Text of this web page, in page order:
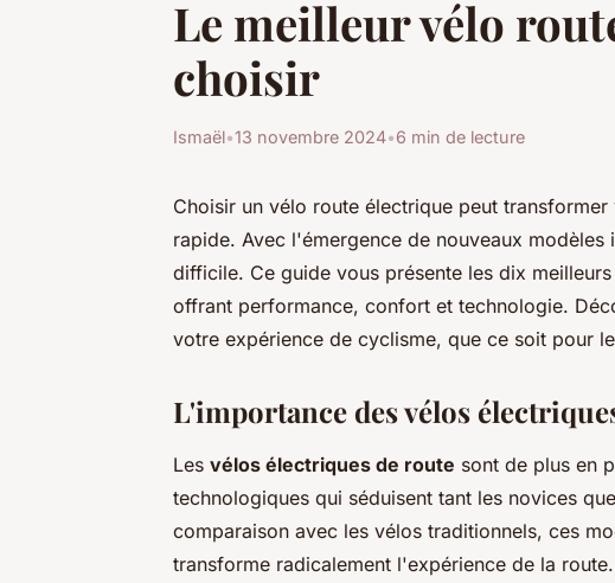
Le meilleur vélo
choisir
Ismaël•13 novembre 2024•6 min de lecture
Choisir un vélo route électrique peut
rapide. Avec l'émergence de nouveaux
difficile. Ce guide vous présente les dix
offrant performance, confort et technologie.
votre expérience de cyclisme, que ce soit pour
L'importance des vélos
Les vélos électriques de route sont de plus en
technologiques qui séduisent tant les novices
comparaison avec les vélos traditionnels, ces
transforme radicalement l'expérience de la